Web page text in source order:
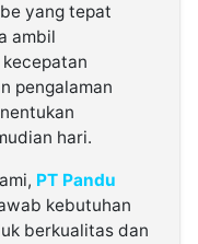
yang tepat
ambil
pengalaman
hari.
PT Pandu
kebutuhan
berkualitas dan